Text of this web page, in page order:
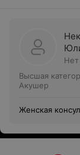
Нет
Высшая
Акушер
Женская